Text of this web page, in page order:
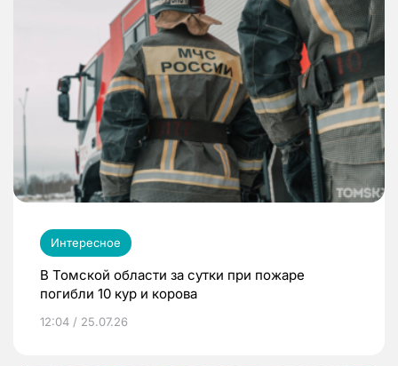
Интересное
В Томской области за сутки при пожаре
погибли 10 кур и корова
12:04 / 25.07.26